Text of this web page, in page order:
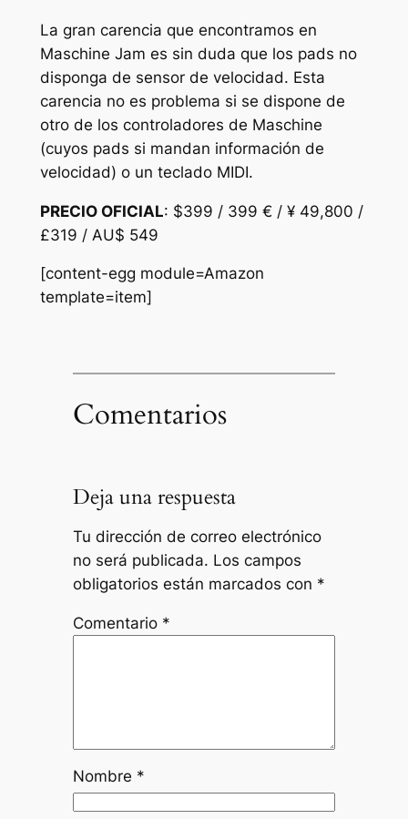
La gran carencia que encontramos en
Maschine Jam es sin duda que los pads no
disponga de sensor de velocidad. Esta
carencia no es problema si se dispone de
otro de los controladores de Maschine
(cuyos pads si mandan información de
velocidad) o un teclado MIDI.
PRECIO OFICIAL: $399 / 399 € / ¥ 49,800 /
£319 / AU$ 549
[content-egg module=Amazon
template=item]
Comentarios
Deja una respuesta
Tu dirección de correo electrónico
no será publicada. Los campos
obligatorios están marcados con *
Comentario *
Nombre *